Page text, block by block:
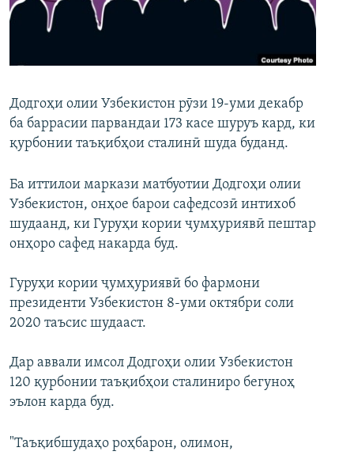
ГУЗОРИШҲОИ РАДИОӢ
Русский
Ҳамаи сомонаҳои RFE/RL
Додгоҳи олии Узбекистон рӯзи 19-уми декабр
ба баррасии парвандаи 173 касе шуруъ кард, ки
қурбонии таъқибҳои сталинӣ шуда буданд.
Ба иттилои маркази матбуотии Додгоҳи олии
Узбекистон, онҳое барои сафедсозӣ интихоб
шудаанд, ки Гуруҳи кории ҷумҳуриявӣ пештар
онҳоро сафед накарда буд.
Гуруҳи кории ҷумҳуриявӣ бо фармони
президенти Узбекистон 8-уми октябри соли
2020 таъсис шудааст.
Дар аввали имсол Додгоҳи олии Узбекистон
120 қурбонии таъқибҳои сталиниро бегуноҳ
эълон карда буд.
"Таъқибшудаҳо роҳбарон, олимон,